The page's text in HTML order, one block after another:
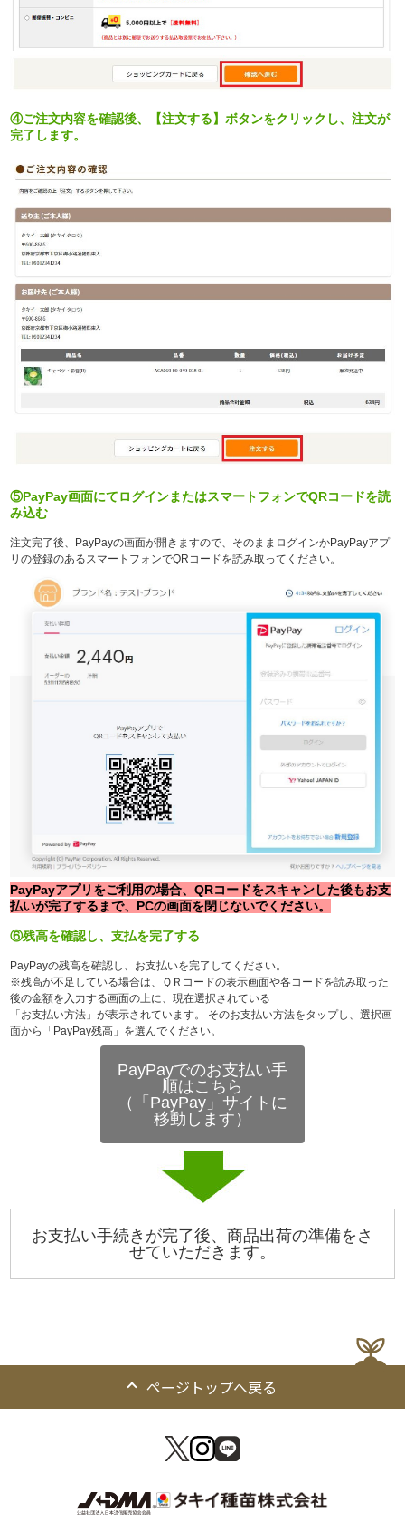
④ご注文内容を確認後、【注文する】ボタンをクリックし、注文が
完了します。
⑤PayPay画面にてログインまたはスマートフォンでQRコードを読
み込む
注文完了後、PayPayの画面が開きますので、そのままログインかPayPayアプ
リの登録のあるスマートフォンでQRコードを読み取ってください。
PayPayアプリをご利用の場合、QRコードをスキャンした後もお支
払いが完了するまで、PCの画面を閉じないでください。
⑥残高を確認し、支払を完了する
PayPayの残高を確認し、お支払いを完了してください。
※残高が不足している場合は、ＱＲコードの表示画面や各コードを読み取った
後の金額を入力する画面の上に、現在選択されている
「お支払い方法」が表示されています。 そのお支払い方法をタップし、選択画
面から「PayPay残高」を選んでください。
PayPayでのお支払い手
順はこちら
（「PayPay」サイトに
移動します）
お支払い手続きが完了後、商品出荷の準備をさ
せていただきます。
ページトップへ戻る